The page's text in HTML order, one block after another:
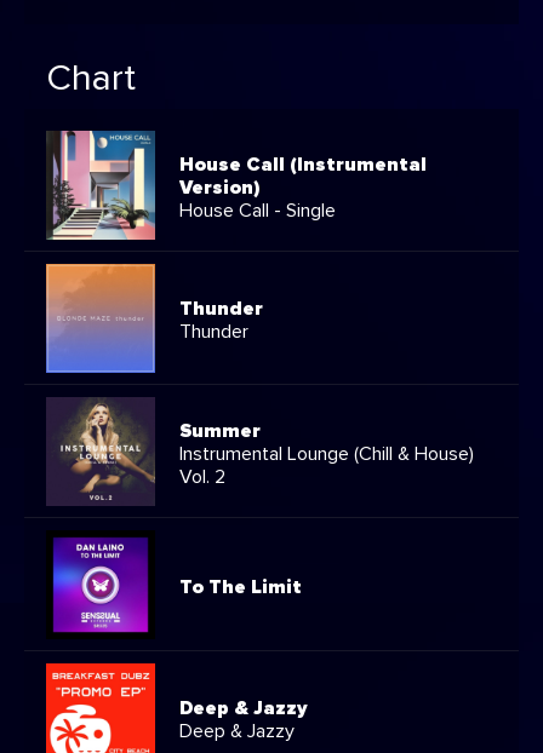
Chart
House Call (Instrumental
Version)
House Call - Single
Thunder
Thunder
Summer
Instrumental Lounge (Chill & House)
Vol. 2
To The Limit
Deep & Jazzy
Deep & Jazzy